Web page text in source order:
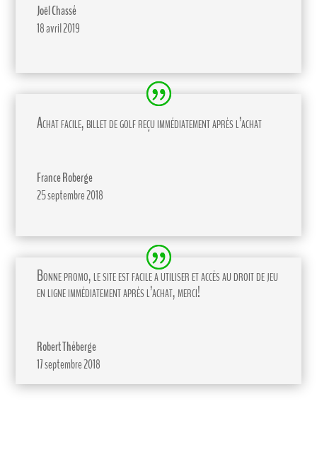
Joël Chassé
18 avril 2019
Achat facile, billet de golf reçu immédiatement après l’achat
France Roberge
25 septembre 2018
Bonne promo, le site est facile a utiliser et accès au droit de jeu
en ligne immédiatement après l’achat, merci!
Robert Théberge
17 septembre 2018